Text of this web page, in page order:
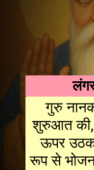
गुरु
शुरुआत की,
ऊपर
रूप से भोजन